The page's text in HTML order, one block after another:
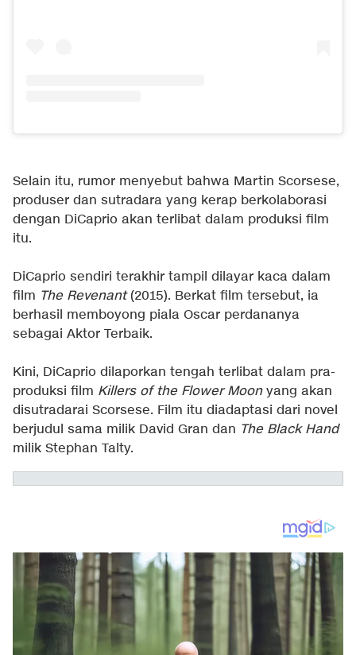
Selain itu, rumor menyebut bahwa Martin Scorsese,
produser dan sutradara yang kerap berkolaborasi
dengan DiCaprio akan terlibat dalam produksi film
itu.
DiCaprio sendiri terakhir tampil dilayar kaca dalam
film The Revenant(2015). Berkat film tersebut, ia
berhasil memboyong piala Oscar perdananya
sebagai Aktor Terbaik.
Kini, DiCaprio dilaporkan tengah terlibat dalam pra-
produksi film Killers of the Flower Moonyang akan
disutradarai Scorsese. Film itu diadaptasi dari novel
berjudul sama milik David Gran dan The Black Hand
milik Stephan Talty.